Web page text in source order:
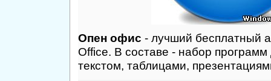
Опен офис - лучший бесплатный
Office. В составе - набор
текстом, таблицами,